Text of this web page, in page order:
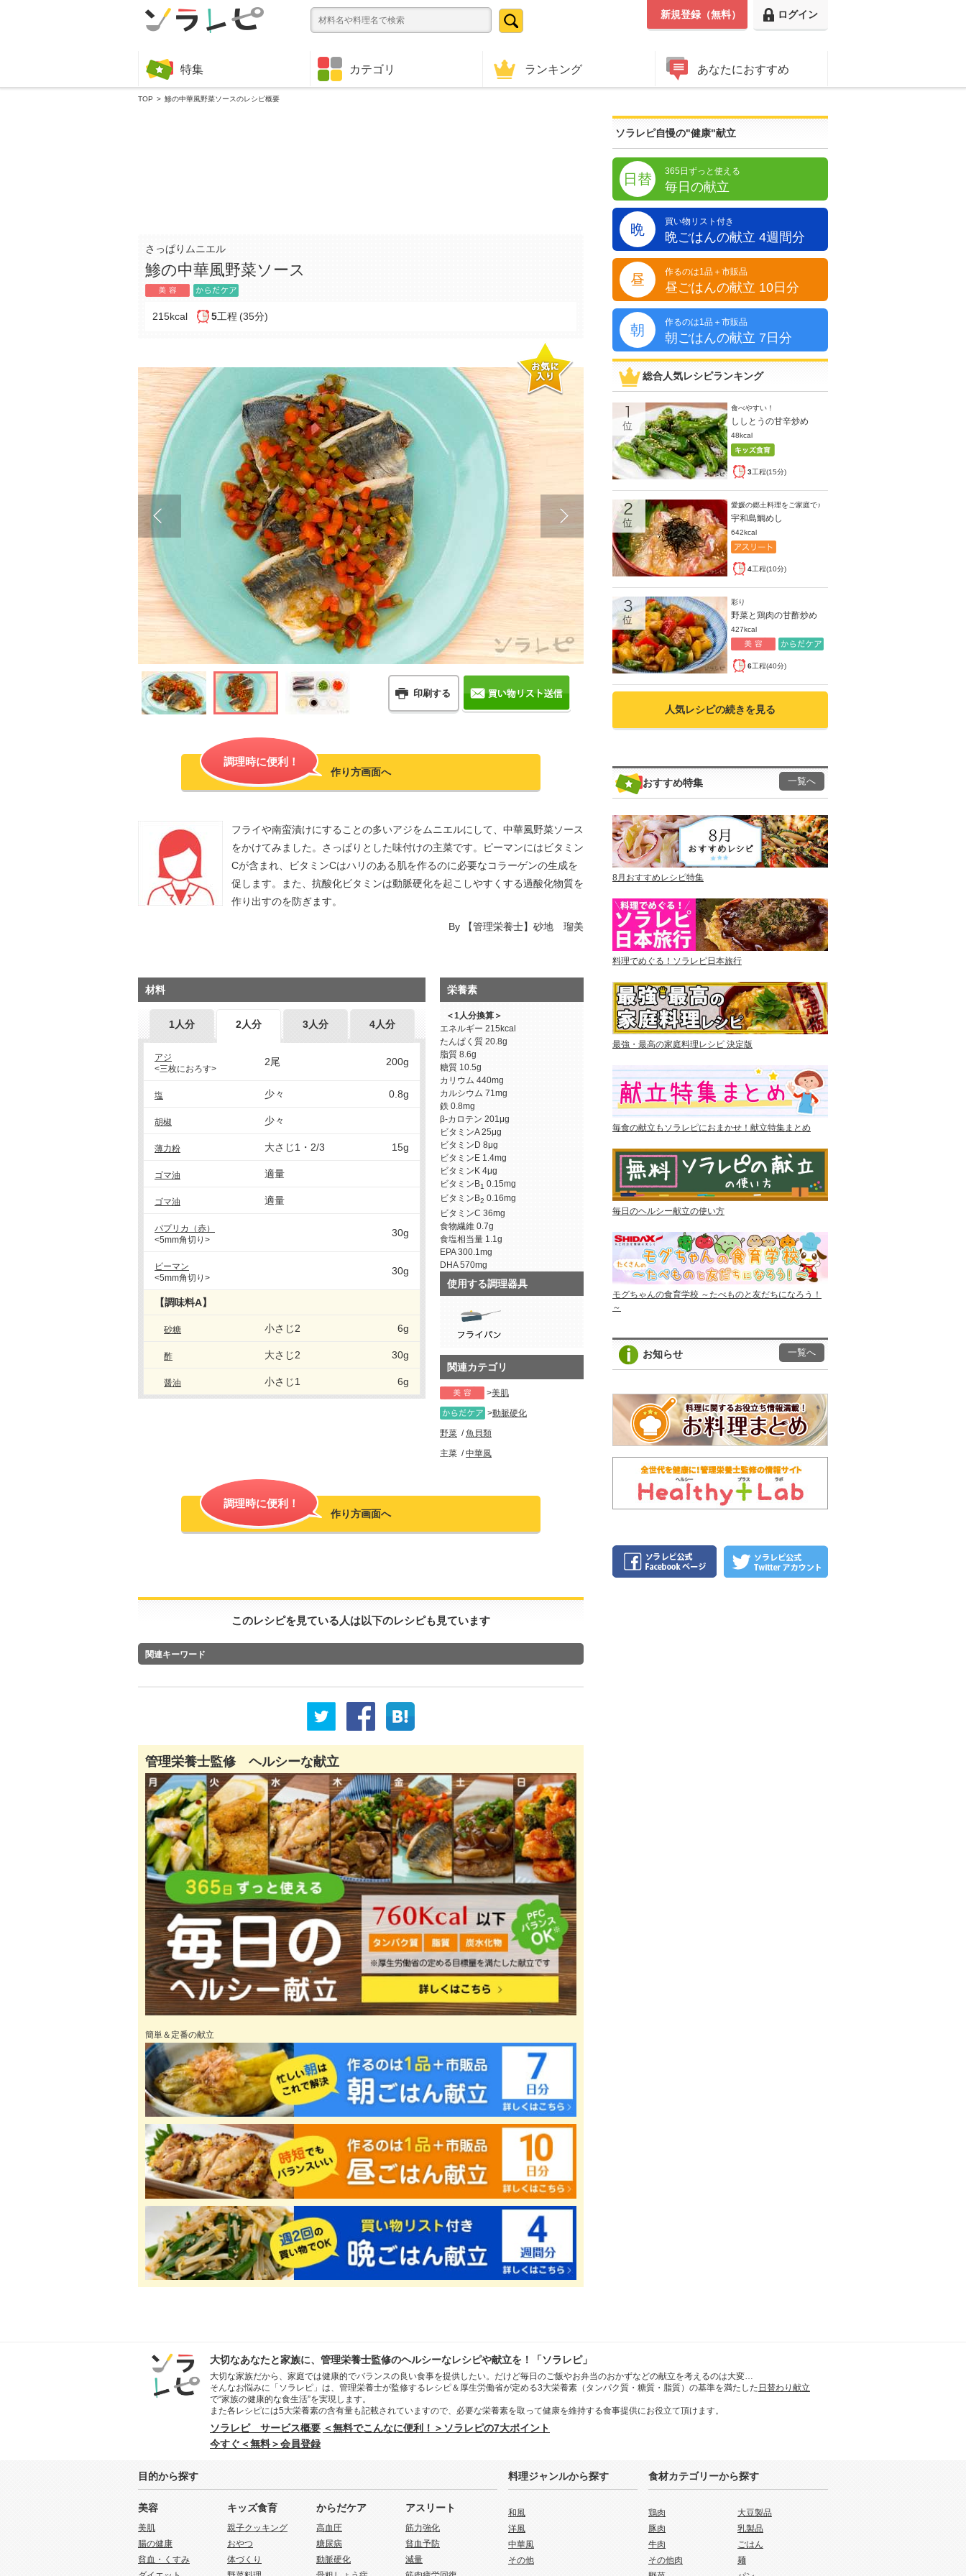
ログイン
新規登録（無料）
特集 カテゴリ ランキング あなたにおすすめ
TOP 鯵の中華風野菜ソースのレシピ概要
さっぱりムニエル
鯵の中華風野菜ソース
215kcal 5工程 (35分)
印刷する
調理時に便利！
作り方画面へ
フライや南蛮漬けにすることの多いアジをムニエルにして、中華風野菜ソース
をかけてみました。さっぱりとした味付けの主菜です。ピーマンにはビタミン
Cが含まれ、ビタミンCはハリのある肌を作るのに必要なコラーゲンの生成を
促します。また、抗酸化ビタミンは動脈硬化を起こしやすくする過酸化物質を
作り出すのを防ぎます。
By 【管理栄養士】砂地 瑠美
材料
1人分 2人分 3人分 4人分
アジ
<三枚におろす>
2尾 200g
塩 少々 0.8g
胡椒 少々
薄力粉 大さじ1・2/3 15g
ゴマ油 適量
ゴマ油 適量
パプリカ（赤）
<5mm角切り>
30g
ピーマン
<5mm角切り>
30g
【調味料A】
砂糖 小さじ2 6g
酢 大さじ2 30g
醤油 小さじ1 6g
栄養素
＜1人分換算＞
エネルギー 215kcal
たんぱく質 20.8g
脂質 8.6g
糖質 10.5g
カリウム 440mg
カルシウム 71mg
鉄 0.8mg
β-カロテン 201μg
ビタミンA 25μg
ビタミンD 8μg
ビタミンE 1.4mg
ビタミンK 4μg
ビタミンB1 0.15mg
ビタミンB2 0.16mg
ビタミンC 36mg
食物繊維 0.7g
食塩相当量 1.1g
EPA 300.1mg
DHA 570mg
使用する調理器具
関連カテゴリ
美肌
動脈硬化
野菜
魚貝類
主菜
中華風
調理時に便利！
作り方画面へ
このレシピを見ている人は以下のレシピも見ています
関連キーワード
管理栄養士監修 ヘルシーな献立
簡単＆定番の献立
ソラレピ自慢の"健康"献立
日替 365日ずっと使える
毎日の献立
晩 買い物リスト付き
晩ごはんの献立 4週間分
昼 作るのは1品＋市販品
昼ごはんの献立 10日分
朝 作るのは1品＋市販品
朝ごはんの献立 7日分
総合人気レシピランキング
食べやすい！
ししとうの甘辛炒め
48kcal
3工程(15分)
愛媛の郷土料理をご家庭で♪
宇和島鯛めし
642kcal
4工程(10分)
彩り
野菜と鶏肉の甘酢炒め
427kcal
6工程(40分)
人気レシピの続きを見る
おすすめ特集 一覧へ
8月おすすめレシピ特集
料理でめぐる！ソラレピ日本旅行
最強・最高の家庭料理レシピ 決定版
毎食の献立もソラレピにおまかせ！献立特集まとめ
毎日のヘルシー献立の使い方
モグちゃんの食育学校 ～たべものと友だちになろう！
～
お知らせ 一覧へ
大切なあなたと家族に、管理栄養士監修のヘルシーなレシピや献立を！「ソラレピ」
大切な家族だから、家庭では健康的でバランスの良い食事を提供したい。だけど毎日のご飯やお弁当のおかずなどの献立を考えるのは大変…
そんなお悩みに「ソラレピ」は、管理栄養士が監修するレシピ＆厚生労働省が定める3大栄養素（タンパク質・糖質・脂質）の基準を満たした 日替わり献立
で“家族の健康的な食生活”を実現します。
また各レシピには5大栄養素の含有量も記載されていますので、必要な栄養素を取って健康を維持する食事提供にお役立て頂けます。
ソラレピ サービス概要 ＜無料でこんなに便利！＞ソラレピの7大ポイント
今すぐ＜無料＞会員登録
目的から探す
美容
美肌
腸の健康
貧血・くすみ
キッズ食育
親子クッキング
おやつ
体づくり
からだケア
高血圧
糖尿病
動脈硬化
アスリート
筋力強化
貧血予防
減量
料理ジャンルから探す
和風
洋風
中華風
その他
食材カテゴリーから探す
鶏肉
豚肉
牛肉
その他肉
大豆製品
乳製品
ごはん
麺